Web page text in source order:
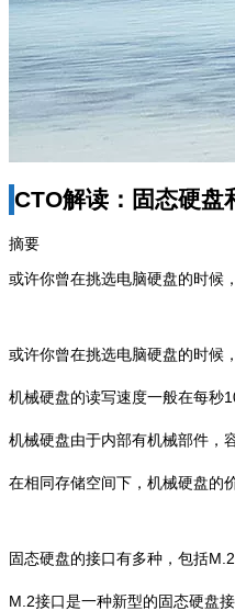
CTO解读：固态硬盘
摘要
或许你曾在挑选电脑硬盘的时候
或许你曾在挑选电脑硬盘的时候
机械硬盘的读写速度一般在每秒
机械硬盘由于内部有机械部件，
在相同存储空间下，机械硬盘的
固态硬盘的接口有多种，包括
M.2接口是一种新型的固态硬盘